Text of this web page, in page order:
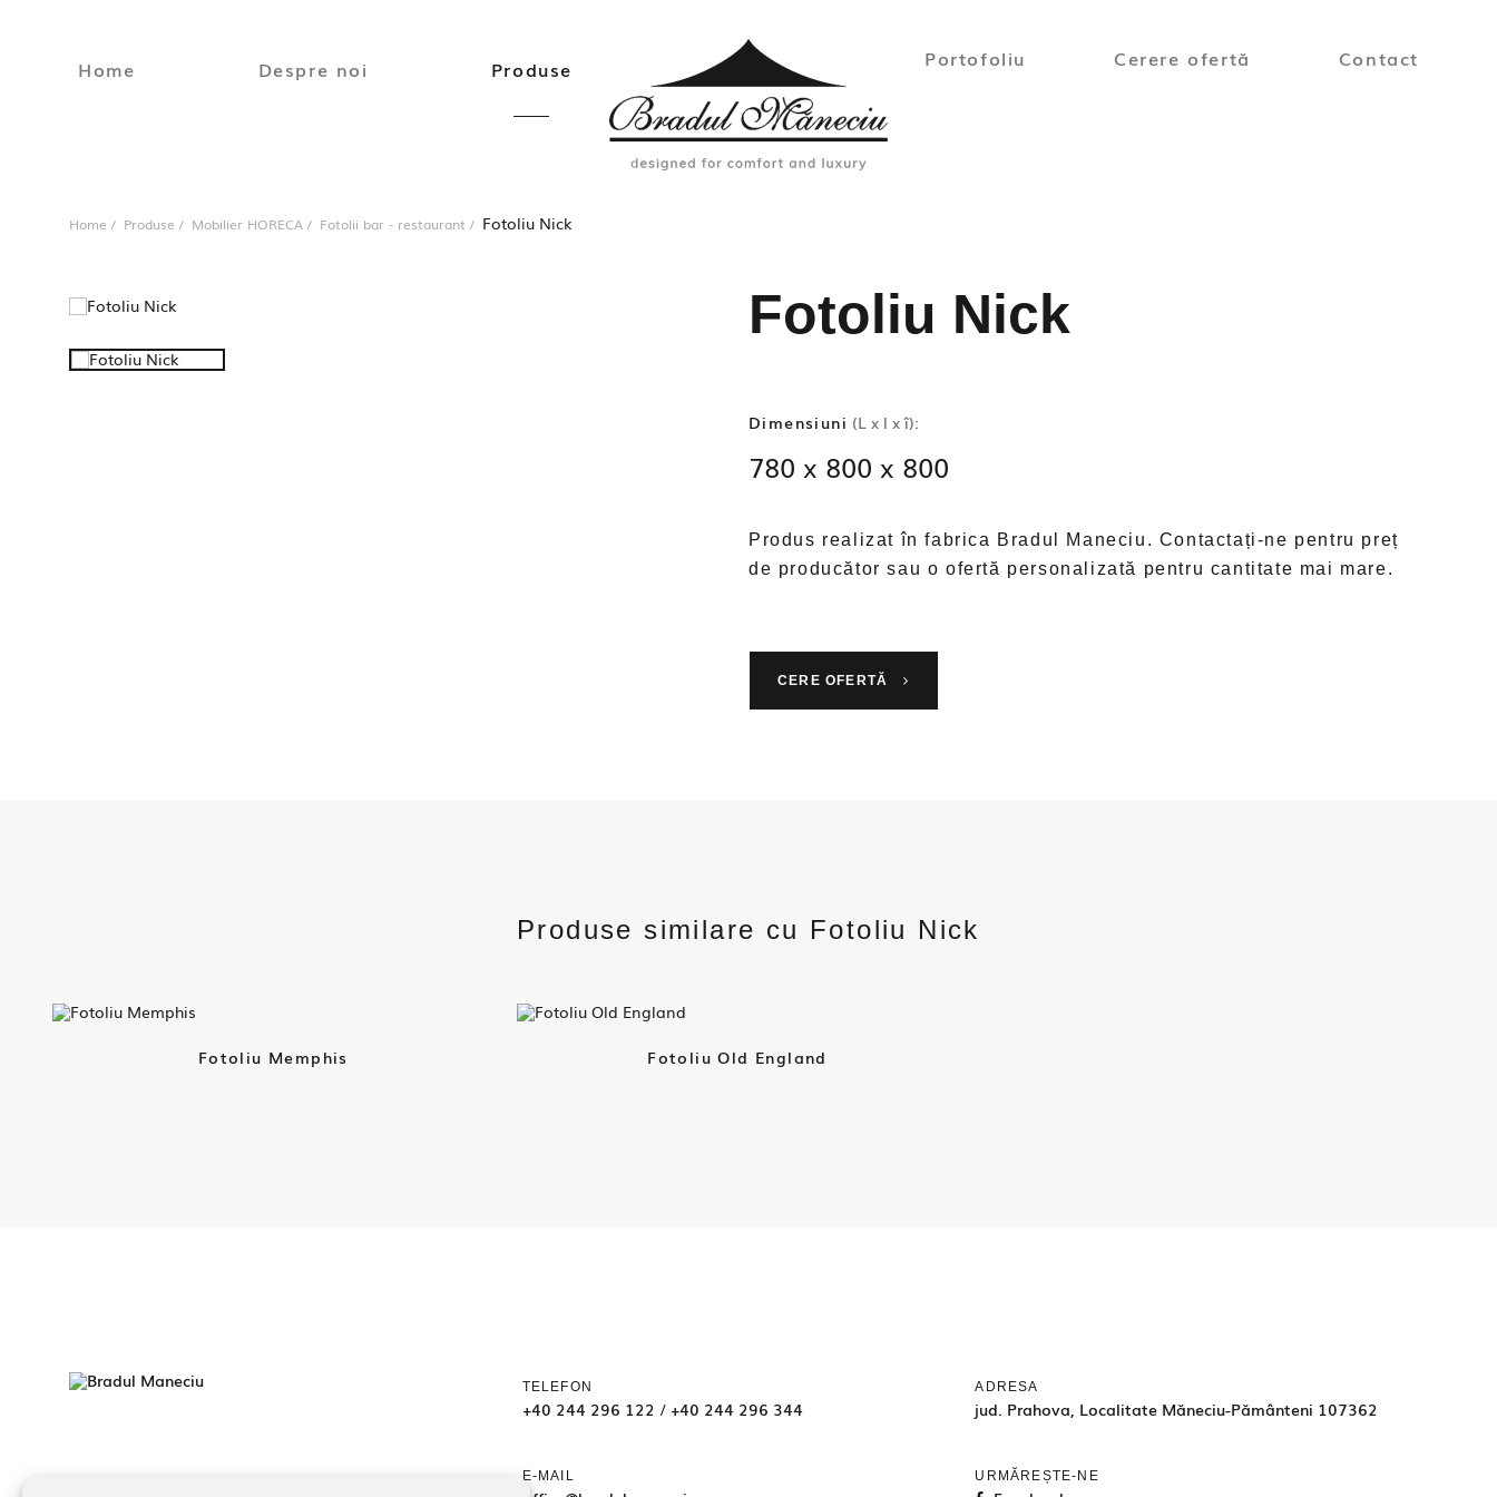
Home Despre noi Produse Portofoliu Cerere ofertă Contact
Home Produse Mobilier HORECA Fotolii bar - restaurant Fotoliu Nick
Fotoliu Nick
Dimensiuni (L x l x î):
780 x 800 x 800
Produs realizat în fabrica Bradul Maneciu. Contactați-ne pentru preț
de producător sau o ofertă personalizată pentru cantitate mai mare.
CERE OFERTĂ
Produse similare cu Fotoliu Nick
Fotoliu Memphis Fotoliu Old England
TELEFON
+40 244 296 122 / +40 244 296 344
E-MAIL
ADRESA
jud. Prahova, Localitate Măneciu-Pământeni 107362
URMĂREȘTE-NE